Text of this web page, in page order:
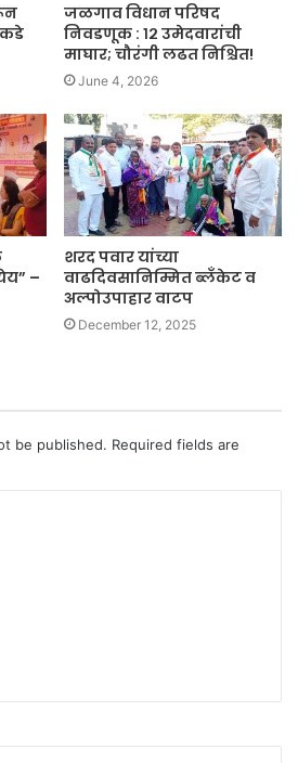
जळगाव विधान परिषद
निवडणूक : १२ उमेदवारांची
माघार; चौरंगी लढत निश्चित!
June 4, 2026
–
शरद पवार यांच्या
वाढदिवसानिम्मित ब्लॅंकेट व
अल्पोउपाहार वाटप
December 12, 2025
be published. Required fields are